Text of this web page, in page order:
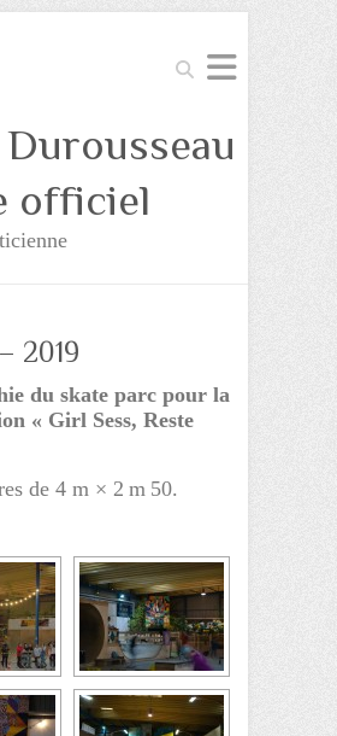
Search
officiel
2019
du skate parc pour la
« Girl Sess, Reste
de 4 m × 2 m 50.